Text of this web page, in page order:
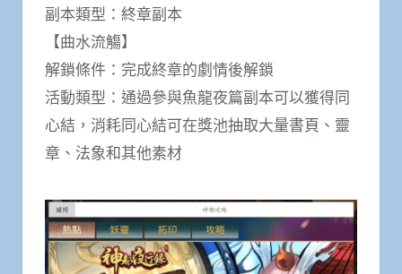
副本類型：終章副本
【曲水流觴】
解鎖條件：完成終章的劇情後解鎖
活動類型：通過參與魚龍夜篇副本可以獲得同
心結，消耗同心結可在獎池抽取大量書頁、靈
章、法象和其他素材